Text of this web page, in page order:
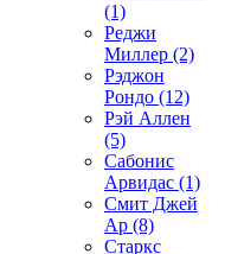
(1)
Реджи
Миллер (2)
Рэджон
Рондо (12)
Рэй Аллен
(5)
Сабонис
Арвидас (1)
Смит Джей
Ар (8)
Старкс